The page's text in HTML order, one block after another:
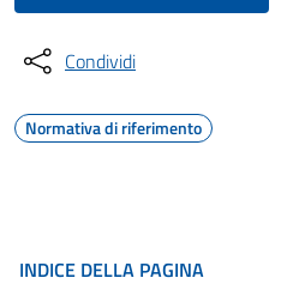
Condividi
Normativa di riferimento
INDICE DELLA PAGINA